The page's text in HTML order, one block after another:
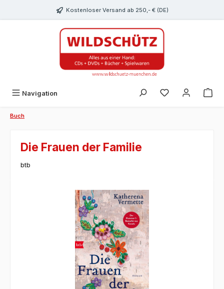
Kostenloser Versand ab 250,- € (DE)
Navigation Du hast 0
Buch
Die Frauen der Familie
btb
Bildergalerie überspringen